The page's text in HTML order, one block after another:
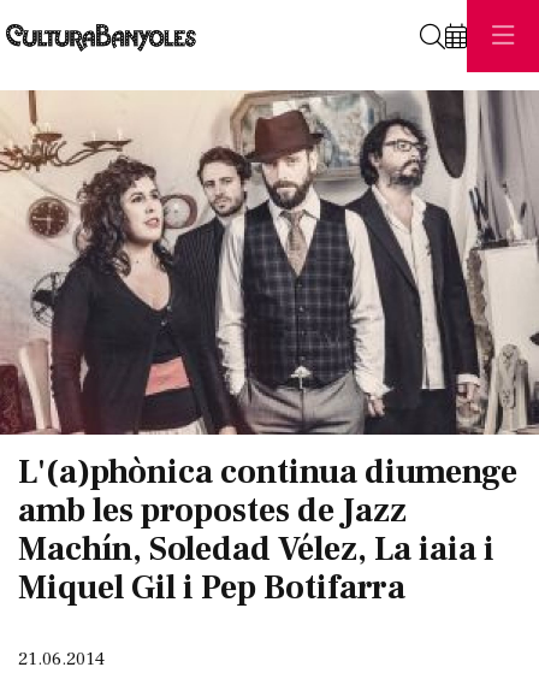
L'(a)phònica continua diumenge
amb les propostes de Jazz
Machín, Soledad Vélez, La iaia i
Miquel Gil i Pep Botifarra
21.06.2014